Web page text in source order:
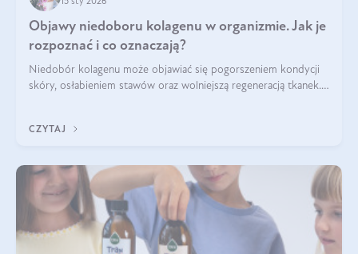
Objawy niedoboru kolagenu w organizmie. Jak je
rozpoznać i co oznaczają?
Niedobór kolagenu może objawiać się pogorszeniem kondycji
skóry, osłabieniem stawów oraz wolniejszą regeneracją tkanek.
osłabienie włosów.
CZYTAJ